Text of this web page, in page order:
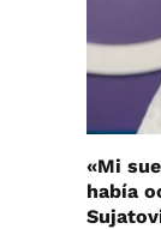
«Mi
había